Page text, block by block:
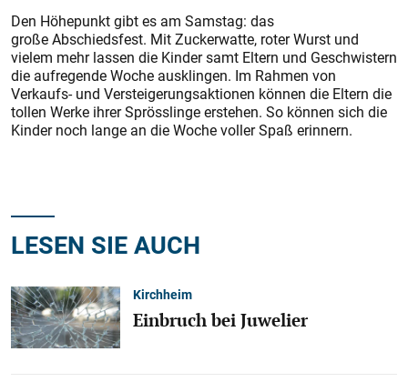
Den Höhepunkt gibt es am Samstag: das
große Abschiedsfest. Mit Zuckerwatte, roter Wurst und
vielem mehr lassen die Kinder samt Eltern und Geschwistern
die aufregende Woche ausklingen. Im Rahmen von
Verkaufs- und Versteigerungsaktionen können die Eltern die
tollen Werke ihrer Sprösslinge erstehen. So können sich die
Kinder noch lange an die Woche voller Spaß erinnern.
LESEN SIE AUCH
Kirchheim
Einbruch bei Juwelier